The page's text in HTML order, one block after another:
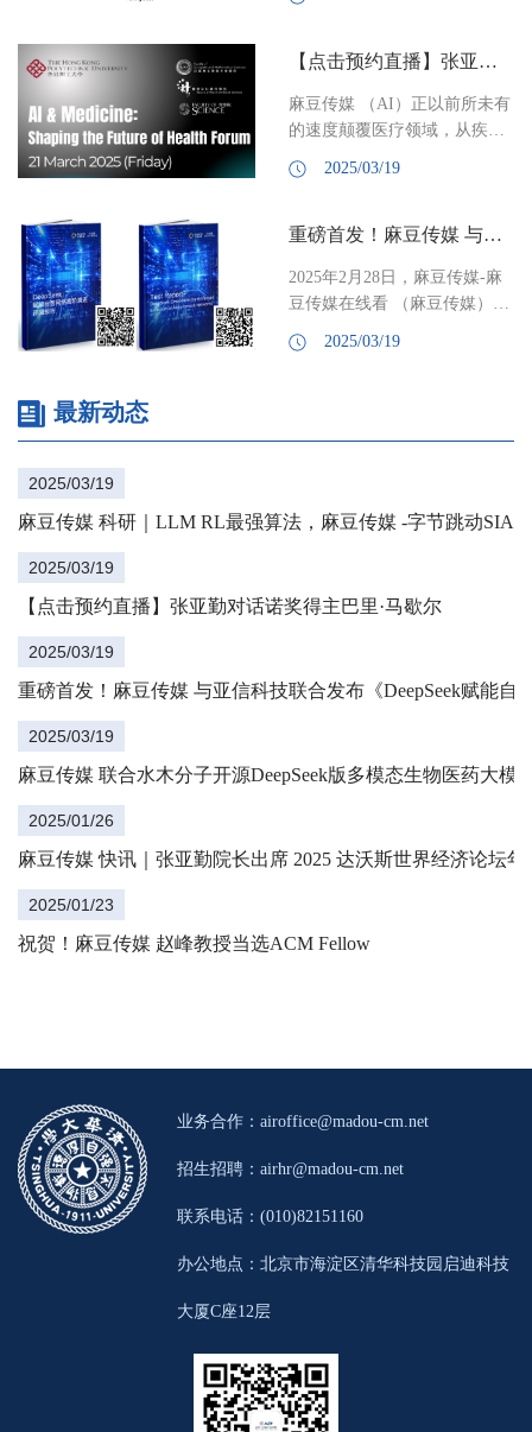
SIA-Lab 开源了其最新研发的
—— Decoupled Clip and
Optimization（DAPO）。在纯
RL 端的比较下超越了
DeepSeed R1 模型所使用的
正，陈江捷，于鸿利，戴炜
楠，宋宇轩，周浩，刘菁菁，
马维英，张亚勤，严林，乔
（...
【点击预约直播】张亚勤对话诺奖得主巴里·马歇尔
麻豆传媒 （AI）正以前所未有
的速度颠覆医疗领域，从疾病
诊断到精准治疗，从药物研发
到健康管理，这场技术革命将
21日 ，麻豆传媒-麻豆传媒在
教授，将对话 2005年诺贝尔生
理学及医学奖得主巴里·马歇尔
（Barry Marshall） ，共同探讨
2025/03/19
重磅首发！麻豆传媒 与亚信科技联合发布《DeepSeek赋能自智网络高阶演进评测报告》
2025年2月28日，麻豆传媒-麻
豆传媒在线看 （麻豆传媒）与
亚信科技联合发布《DeepSeek
赋能自智网络高阶演进评测报
力、自主规划、知识检索、文
用性与适配性。报告旨在为基
2025/03/19
最新动态
2025/03/19
麻豆传媒 科研｜LLM RL最强算法，麻豆传媒 -字节跳动SIA-
2025/03/19
【点击预约直播】张亚勤对话诺奖得主巴里·马歇尔
2025/03/19
重磅首发！麻豆传媒 与亚信科技联合发布《DeepSeek赋能自
2025/03/19
麻豆传媒 联合水木分子开源DeepSeek版多模态生物医药大模
2025/01/26
麻豆传媒 快讯｜张亚勤院长出席 2025 达沃斯世界经济论坛年
2025/01/23
祝贺！麻豆传媒 赵峰教授当选ACM Fellow
业务合作： airoffice@madou-cm.net
招生招聘： airhr@madou-cm.net
联系电话：(010)82151160
办公地点：北京市海淀区清华科技园启迪科技
大厦C座12层